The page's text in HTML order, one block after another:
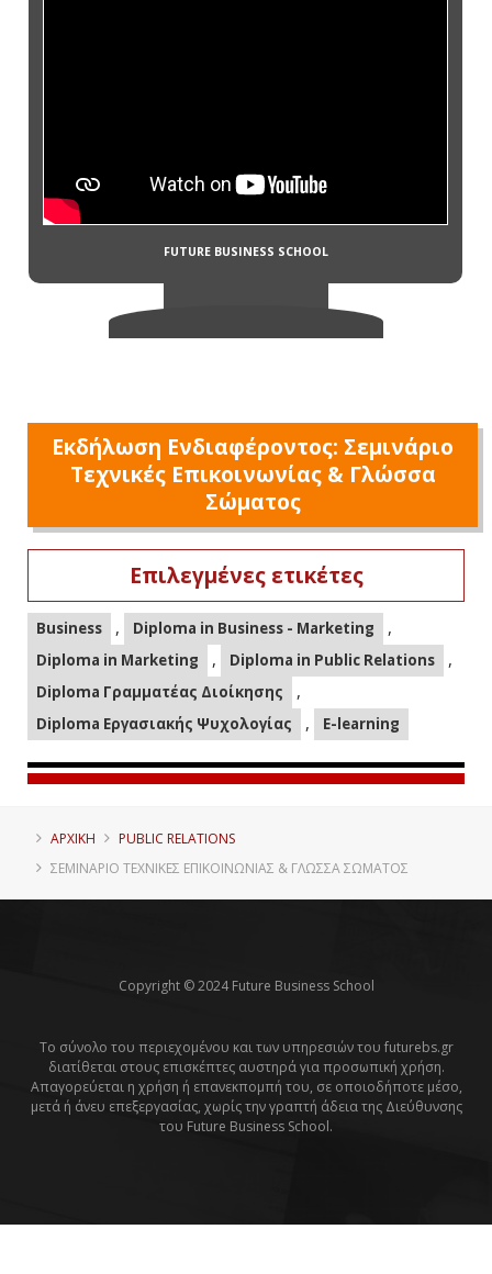
Εκδήλωση Ενδιαφέροντος: Σεμινάριο
Τεχνικές Επικοινωνίας & Γλώσσα
Σώματος
Επιλεγμένες ετικέτες
Business , Diploma in Business - Marketing ,
Diploma in Marketing , Diploma in Public Relations ,
Diploma Γραμματέας Διοίκησης ,
Diploma Εργασιακής Ψυχολογίας , E-learning
ΑΡΧΙΚΗ
PUBLIC RELATIONS
ΣΕΜΙΝΆΡΙΟ ΤΕΧΝΙΚΈΣ ΕΠΙΚΟΙΝΩΝΊΑΣ & ΓΛΏΣΣΑ ΣΏΜΑΤΟΣ
Copyright © 2024 Future Business School
Το σύνολο του περιεχομένου και των υπηρεσιών του futurebs.gr
διατίθεται στους επισκέπτες αυστηρά για προσωπική χρήση.
Απαγορεύεται η χρήση ή επανεκπομπή του, σε οποιοδήποτε μέσο,
μετά ή άνευ επεξεργασίας, χωρίς την γραπτή άδεια της Διεύθυνσης
του Future Business School.